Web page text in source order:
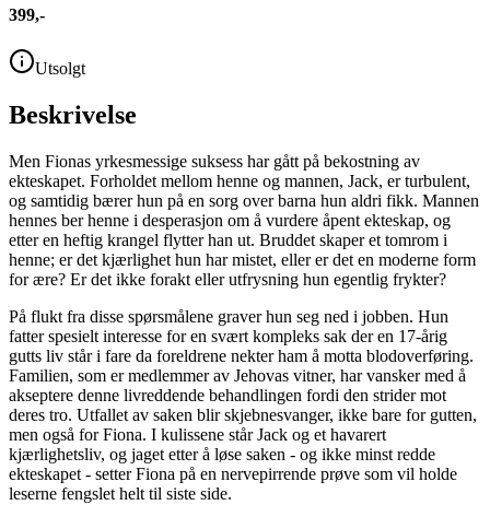
399,-
Utsolgt
Beskrivelse
Men Fionas yrkesmessige suksess har gått på bekostning av
ekteskapet. Forholdet mellom henne og mannen, Jack, er turbulent,
og samtidig bærer hun på en sorg over barna hun aldri fikk. Mannen
hennes ber henne i desperasjon om å vurdere åpent ekteskap, og
etter en heftig krangel flytter han ut. Bruddet skaper et tomrom i
henne; er det kjærlighet hun har mistet, eller er det en moderne form
for ære? Er det ikke forakt eller utfrysning hun egentlig frykter?
På flukt fra disse spørsmålene graver hun seg ned i jobben. Hun
fatter spesielt interesse for en svært kompleks sak der en 17-årig
gutts liv står i fare da foreldrene nekter ham å motta blodoverføring.
Familien, som er medlemmer av Jehovas vitner, har vansker med å
akseptere denne livreddende behandlingen fordi den strider mot
deres tro. Utfallet av saken blir skjebnesvanger, ikke bare for gutten,
men også for Fiona. I kulissene står Jack og et havarert
kjærlighetsliv, og jaget etter å løse saken - og ikke minst redde
ekteskapet - setter Fiona på en nervepirrende prøve som vil holde
leserne fengslet helt til siste side.